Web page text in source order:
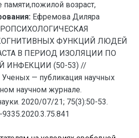
памяти,пожилой возраст,
Ефремова Диляра
ФУНКЦИЙ ЛЮДЕЙ
В ПЕРИОД ИЗОЛЯЦИИ ПО
ИНФЕКЦИИ (50-53) //
— публикация научных
научном журнале.
2020/07/21; 75(3):50-53.